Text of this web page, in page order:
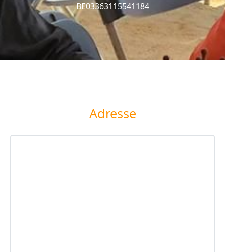
BE03363115541184
Adresse